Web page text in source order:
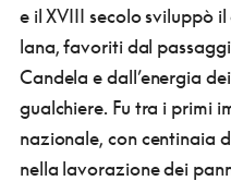
e il XVIII secolo sviluppò
lana, favoriti dal
Candela e dall’energia
gualchiere. Fu tra i primi
nazionale, con centinaia
nella lavorazione dei